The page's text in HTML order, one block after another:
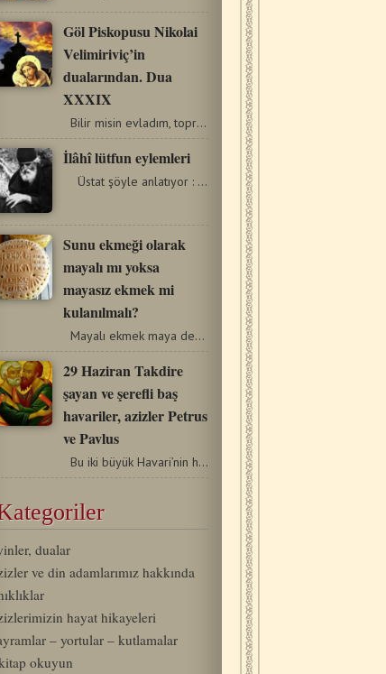
Göl Piskopusu Nikolai
Velimiriviç’in
dualarından. Dua
XXXIX
Bilir misin evladım, toprak suya muhtaçken neden tek…
İlâhî lütfun eylemleri
Üstat şöyle anlatıyor : « İlâhi lütuf geldiğinde…
Sunu ekmeği olarak
mayalı mı yoksa
mayasız ekmek mi
kulanılmalı?
Mayalı ekmek maya denilen enzimle yapılır. Un, su ve maya…
29 Haziran Takdire
şayan ve şerefli baş
havariler, azizler Petrus
ve Pavlus
Bu iki büyük Havari’nin hayatı için, biz ancak onların…
dualar
ve din adamlarımız hakkında
hayat hikayeleri
– yortular – kutlamalar
okuyun